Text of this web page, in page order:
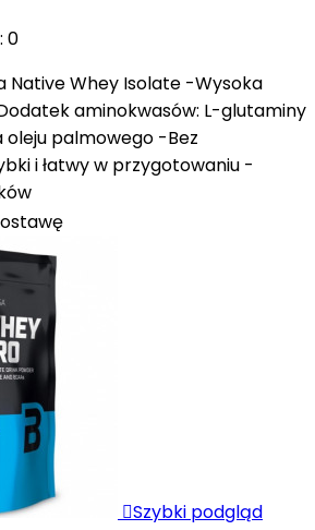
0
Native Whey Isolate -Wysoka
aminokwasów: L-glutaminy
oleju palmowego -Bez
i łatwy w przygotowaniu -
Szybki podgląd